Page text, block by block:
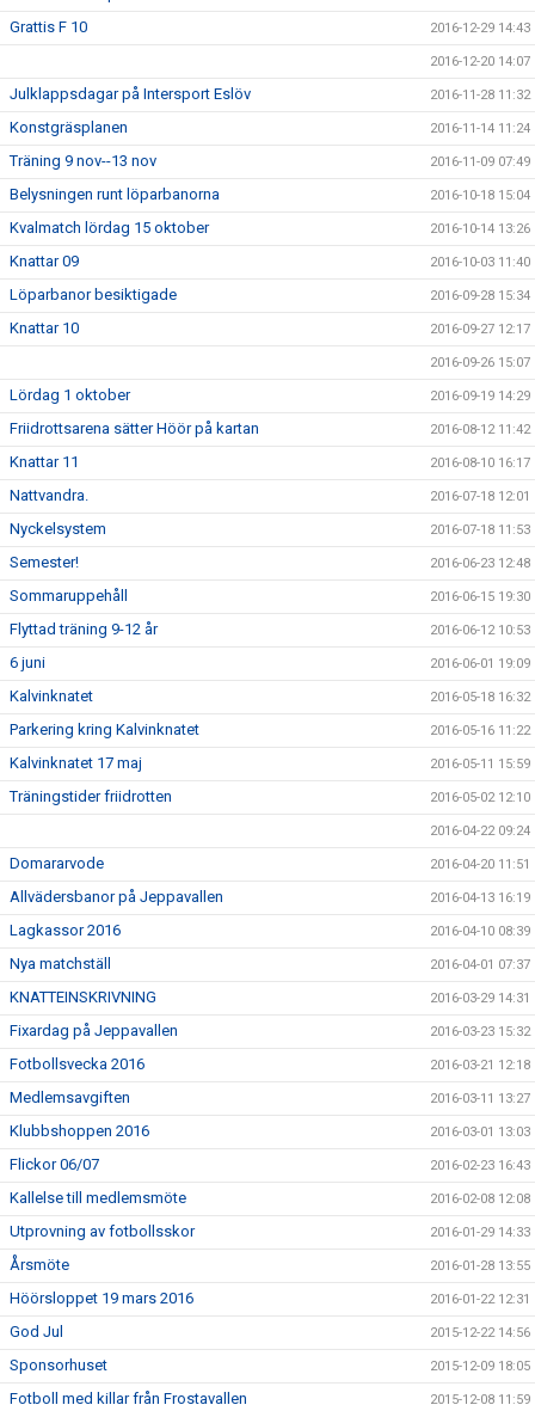
Grattis F 10 2016-12-29 14:43
2016-12-20 14:07
Julklappsdagar på Intersport Eslöv 2016-11-28 11:32
Konstgräsplanen 2016-11-14 11:24
Träning 9 nov--13 nov 2016-11-09 07:49
Belysningen runt löparbanorna 2016-10-18 15:04
Kvalmatch lördag 15 oktober 2016-10-14 13:26
Knattar 09 2016-10-03 11:40
Löparbanor besiktigade 2016-09-28 15:34
Knattar 10 2016-09-27 12:17
2016-09-26 15:07
Lördag 1 oktober 2016-09-19 14:29
Friidrottsarena sätter Höör på kartan 2016-08-12 11:42
Knattar 11 2016-08-10 16:17
Nattvandra. 2016-07-18 12:01
Nyckelsystem 2016-07-18 11:53
Semester! 2016-06-23 12:48
Sommaruppehåll 2016-06-15 19:30
Flyttad träning 9-12 år 2016-06-12 10:53
6 juni 2016-06-01 19:09
Kalvinknatet 2016-05-18 16:32
Parkering kring Kalvinknatet 2016-05-16 11:22
Kalvinknatet 17 maj 2016-05-11 15:59
Träningstider friidrotten 2016-05-02 12:10
2016-04-22 09:24
Domararvode 2016-04-20 11:51
Allvädersbanor på Jeppavallen 2016-04-13 16:19
Lagkassor 2016 2016-04-10 08:39
Nya matchställ 2016-04-01 07:37
KNATTEINSKRIVNING 2016-03-29 14:31
Fixardag på Jeppavallen 2016-03-23 15:32
Fotbollsvecka 2016 2016-03-21 12:18
Medlemsavgiften 2016-03-11 13:27
Klubbshoppen 2016 2016-03-01 13:03
Flickor 06/07 2016-02-23 16:43
Kallelse till medlemsmöte 2016-02-08 12:08
Utprovning av fotbollsskor 2016-01-29 14:33
Årsmöte 2016-01-28 13:55
Höörsloppet 19 mars 2016 2016-01-22 12:31
God Jul 2015-12-22 14:56
Sponsorhuset 2015-12-09 18:05
Fotboll med killar från Frostavallen 2015-12-08 11:59